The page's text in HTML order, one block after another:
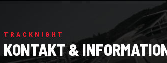
TRACKNIGHT
KONTAKT &